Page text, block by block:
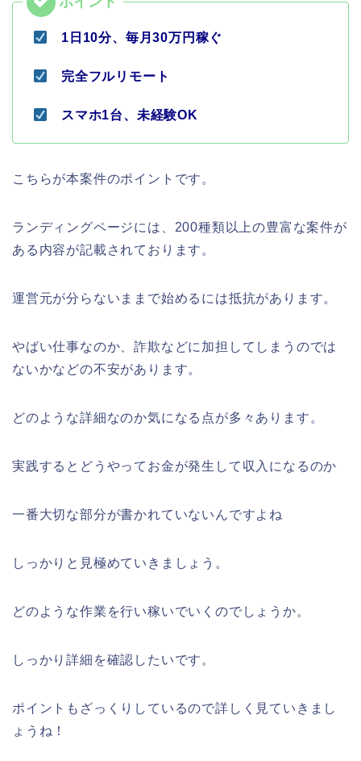
1日10分、毎月30万円稼ぐ
完全フルリモート
スマホ1台、未経験OK
こちらが本案件のポイントです。
ランディングページには、200種類以上の豊富な案件が
ある内容が記載されております。
運営元が分らないままで始めるには抵抗があります。
やばい仕事なのか、詐欺などに加担してしまうのでは
ないかなどの不安があります。
どのような詳細なのか気になる点が多々あります。
実践するとどうやってお金が発生して収入になるのか
一番大切な部分が書かれていないんですよね
しっかりと見極めていきましょう。
どのような作業を行い稼いでいくのでしょうか。
しっかり詳細を確認したいです。
ポイントもざっくりしているので詳しく見ていきまし
ょうね！